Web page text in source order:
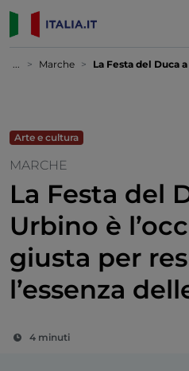
... Marche La Festa del Duca a Urbino è
Arte e cultura
MARCHE
La Festa del
Urbino è
giusta per
l’essenza
4 minuti